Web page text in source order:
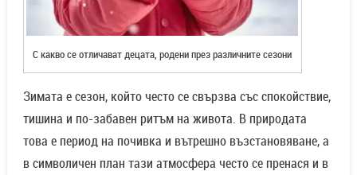
С какво се отличават децата, родени през различните сезони
Зимата е сезон, който често се свързва със спокойствие,
тишина и по-забавен ритъм на живота. В природата
това е период на почивка и вътрешно възстановяване, а
в символичен план тази атмосфера често се пренася и в